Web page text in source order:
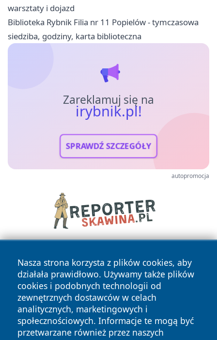
warsztaty i dojazd
Biblioteka Rybnik Filia nr 11 Popielów - tymczasowa
siedziba, godziny, karta biblioteczna
Zareklamuj się na
irybnik.pl!
SPRAWDŹ SZCZEGÓŁY
autopromocja
Nasza strona korzysta z plików cookies, aby
działała prawidłowo. Używamy także plików
cookies i podobnych technologii od
zewnętrznych dostawców w celach
analitycznych, marketingowych i
społecznościowych. Informacje te mogą być
przetwarzane również przez naszych
Copyright © 2026 irybnik.pl Wszystkie prawa zastrzeżone.